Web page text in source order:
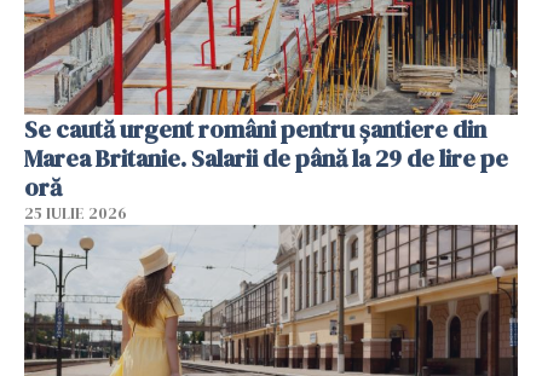
Se caută urgent români pentru șantiere din
Marea Britanie. Salarii de până la 29 de lire pe
oră
25 IULIE 2026